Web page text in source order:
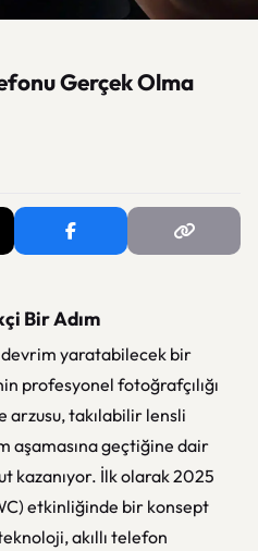
Gerçek Olma
Bir Adım
yaratabilecek bir
profesyonel fotoğrafçılığı
arzusu, takılabilir lensli
aşamasına geçtiğine dair
kazanıyor. İlk olarak 2025
etkinliğinde bir konsept
akıllı telefon